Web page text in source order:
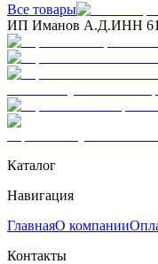
Все товары
ИП Иманов А.Д.ИНН
Каталог
Навигация
ГлавнаяО компании
Контакты